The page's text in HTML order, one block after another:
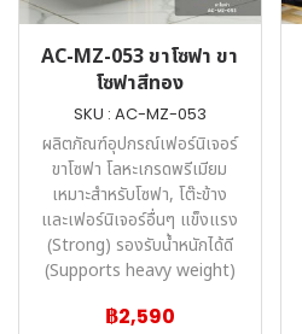
AC-MZ-053 ขาโซฟา ขา
โซฟาสีทอง
SKU : AC-MZ-053
ผลิตภัณฑ์อุปกรณ์เฟอร์นิเจอร์
ขาโซฟา โลหะเกรดพรีเมียม
เหมาะสำหรับโซฟา, โต๊ะข้าง
และเฟอร์นิเจอร์อื่นๆ แข็งแรง
(Strong) รองรับน้ำหนักได้ดี
(Supports heavy weight)
฿2,590